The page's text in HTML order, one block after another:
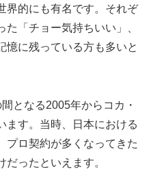
界的にも有名です。それぞ
「チョー気持ちいい」、
憶に残っている方も多いと
となる2005年からコカ・
ます。当時、日本における
プロ契約が多くなってきた
ったといえます。